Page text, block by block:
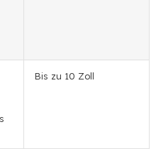
Bis zu 10 Zoll